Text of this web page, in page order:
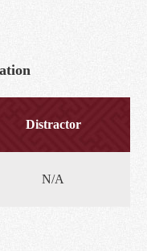
Distractor
N/A